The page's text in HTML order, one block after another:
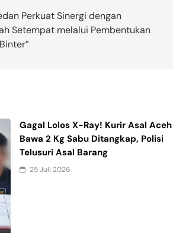
Perkuat Sinergi dengan
Setempat melalui Pembentukan
Gagal Lolos X-Ray! Kurir Asal Aceh
Bawa 2 Kg Sabu Ditangkap, Polisi
Telusuri Asal Barang
25 Juli 2026